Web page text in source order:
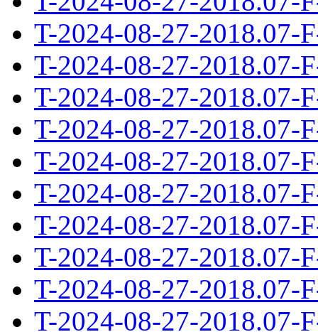
T-2024-08-27-2018.07-
T-2024-08-27-2018.07-
T-2024-08-27-2018.07-
T-2024-08-27-2018.07-
T-2024-08-27-2018.07-
T-2024-08-27-2018.07-
T-2024-08-27-2018.07-
T-2024-08-27-2018.07-
T-2024-08-27-2018.07-
T-2024-08-27-2018.07-